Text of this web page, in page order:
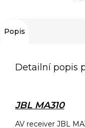
Popis
Detailní popis
JBL MA310
AV receiver JBL